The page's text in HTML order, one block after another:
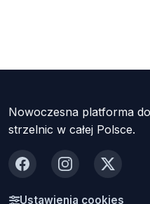
Nowoczesna platforma
strzelnic w całej Polsce.
FacebookInstagram
X
Ustawienia cookies